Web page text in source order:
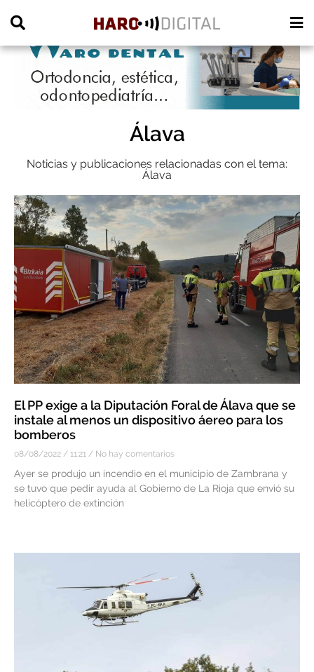
Álava
Noticias y publicaciones relacionadas con el tema:
Álava
El PP exige a la Diputación Foral de Álava que se
instale al menos un dispositivo áereo para los
bomberos
08/08/2022 11:21 No hay comentarios
Ayer se produjo un incendio en el municipio de Zambrana y
se tuvo que pedir ayuda al Gobierno de La Rioja que envió su
helicóptero de extinción